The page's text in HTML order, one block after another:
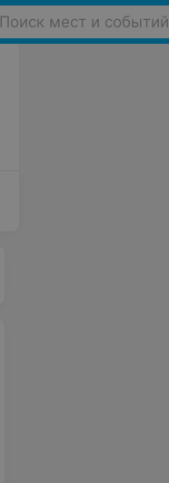
Поиск мест и событий